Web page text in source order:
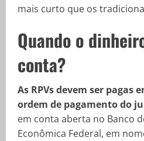
mais curto que os
Quando o
conta?
As RPVs devem ser pagas
ordem de pagamento do
em conta aberta no Banco
Econômica Federal, em